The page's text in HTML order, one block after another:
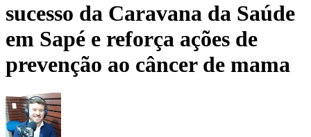
sucesso da Caravana da Saúde
em Sapé e reforça ações de
prevenção ao câncer de mama